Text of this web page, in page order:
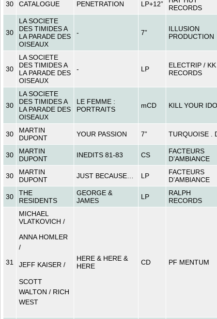
30 CATALOGUE PENETRATION LP+12”
RECORDS
30
LA SOCIETE
DES TIMIDES A
LA PARADE DES
OISEAUX
- 7”
ILLUSION
PRODUCTION
30
LA SOCIETE
DES TIMIDES A
LA PARADE DES
OISEAUX
- LP
ELECTRIP / KK
RECORDS
30
LA SOCIETE
DES TIMIDES A
LA PARADE DES
OISEAUX
LE FEMME :
PORTRAITS
mCD KILL YOUR
30
MARTIN
DUPONT
YOUR PASSION 7” TURQUOISE .
30
MARTIN
DUPONT
INEDITS 81-83 CS
FACTEURS
D’AMBIANCE
30
MARTIN
DUPONT
JUST BECAUSE… LP
FACTEURS
D’AMBIANCE
30
THE
RESIDENTS
GEORGE &
JAMES
LP
RALPH
RECORDS
31
MICHAEL
VLATKOVICH /
ANNA HOMLER
/
JEFF KAISER /
SCOTT
WALTON / RICH
WEST
HERE & HERE &
HERE
CD PF MENTUM